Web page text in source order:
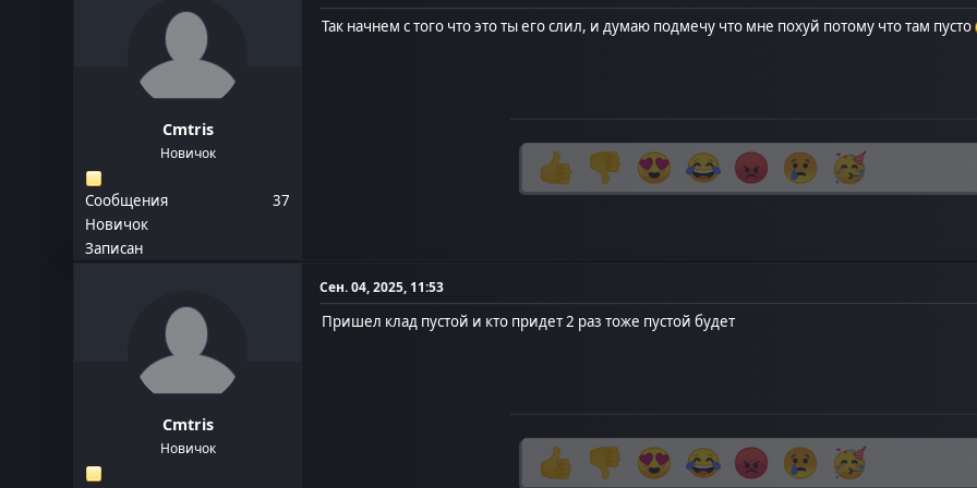
Cmtris
Новичок
Сообщения
37
Новичок
Записан
Так начнем с того что это ты его слил, и думаю подмечу что мне похуй потому что там пусто
Cmtris
Новичок
Сен. 04, 2025, 11:53
Пришел клад пустой и кто придет 2 раз тоже пустой будет